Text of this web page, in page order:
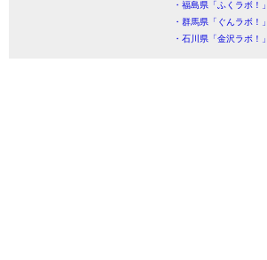
・福島県「ふくラボ！」
・群馬県「ぐんラボ！」
・石川県「金沢ラボ！」